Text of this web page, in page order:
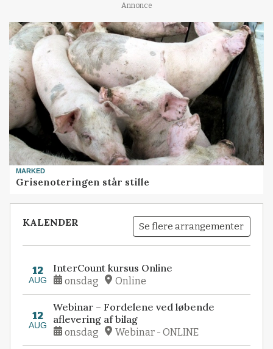
Annonce
MARKED
Grisenoteringen står stille
KALENDER Se flere arrangementer
12
AUG
InterCount kursus Online
onsdag Online
12
AUG
Webinar – Fordelene ved løbende
aflevering af bilag
onsdag Webinar - ONLINE